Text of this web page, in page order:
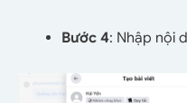
Bước 4: Nhập nội